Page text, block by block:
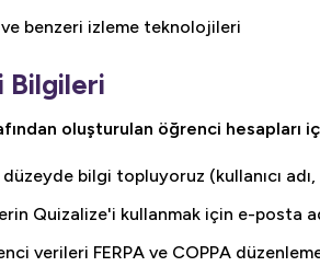
benzeri izleme teknolojileri
Bilgileri
oluşturulan öğrenci hesapları
bilgi topluyoruz (kullanıcı adı,
Quizalize'i kullanmak için e-posta
verileri FERPA ve COPPA